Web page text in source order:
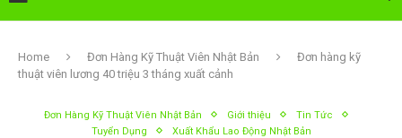
Home Đơn Hàng Kỹ Thuật Viên Nhật Bản
Đơn hàng kỹ
thuật viên lương 40 triệu 3 tháng xuất cảnh
Đơn Hàng Kỹ Thuật Viên Nhật Bản Giới thiệu
Tin Tức
Tuyển Dụng
Xuất Khẩu Lao Động Nhật Bản